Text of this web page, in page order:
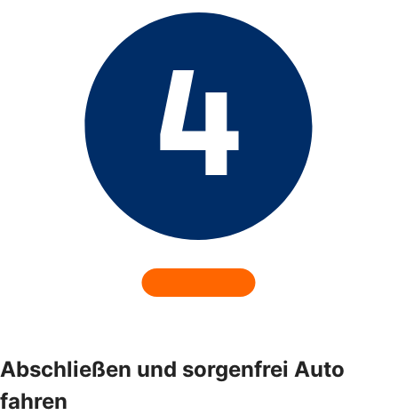
Abschließen und sorgenfrei Auto
fahren